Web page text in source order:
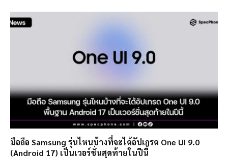
มือถือ Samsung รุ่นไหนบ้างที่จะได้อัปเกรด One UI 9.0
(Android 17) เป็นเวอร์ชั่นสุดท้ายในปีนี้